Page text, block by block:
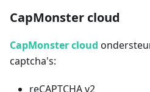
CapMonster cloud
CapMonster cloud
captcha's:
reCAPTCHA v2